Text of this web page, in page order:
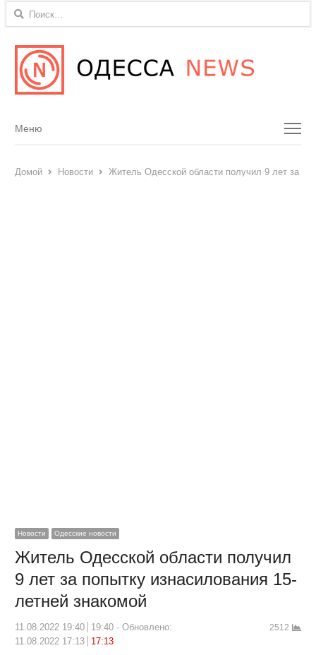
Найти:
Menu
Меню
Домой Новости Житель Одесской области получил 9 лет за
Новости Одесские новости
Житель Одесской области получил
9 лет за попытку изнасилования 15-
летней знакомой
11.08.2022 19:40 19:40
Обновлено:
11.08.2022 17:13
17:13
2512